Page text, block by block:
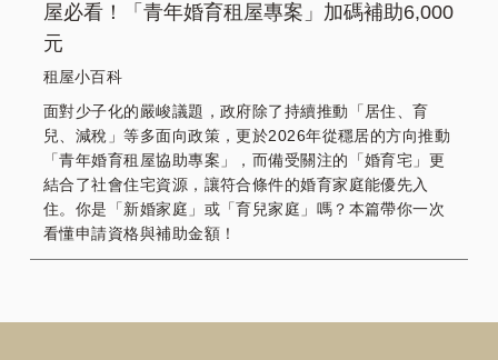
屋必看！「青年婚育租屋專案」加碼補助6,000
元
租屋小百科
面對少子化的嚴峻議題，政府除了持續推動「居住、育
兒、減稅」等多面向政策，更於2026年從穩居的方向推動
「青年婚育租屋協助專案」，而備受關注的「婚育宅」更
結合了社會住宅資源，讓符合條件的婚育家庭能優先入
住。你是「新婚家庭」或「育兒家庭」嗎？本篇帶你一次
看懂申請資格與補助金額！